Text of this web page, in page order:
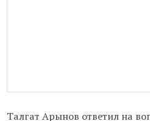
Талгат Арынов ответил на